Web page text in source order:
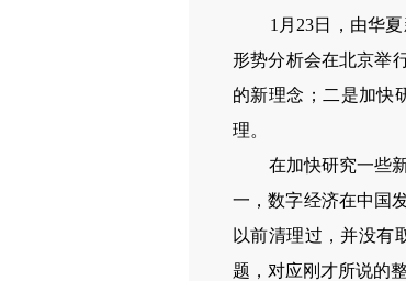
1月23日，由华夏
形势分析会在北京举
的新理念；二是加快
理。
在加快研究一些新
一，数字经济在中国
以前清理过，并没有
题，对应刚才所说的